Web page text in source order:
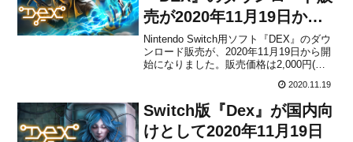
売が2020年11月19日から
開始！
Nintendo Switch用ソフト『DEX』のダウ
ンロード販売が、2020年11月19日から開
始になりました。販売価格は2,000円(税
ではセール価格で購入することができま
す。QubicGamesよりプレスリリースが
公開になっ...
2020.11.19
Switch版『Dex』が国内向
けとして2020年11月19日